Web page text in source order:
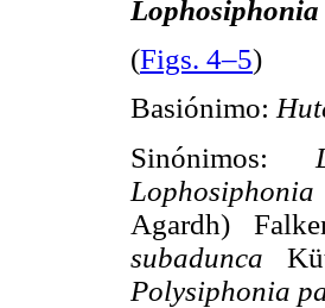
Lophosiphonia
(Figs. 4–5)
Basiónimo:
Sinónimos:
Agardh)
subadunca
Polysiphonia